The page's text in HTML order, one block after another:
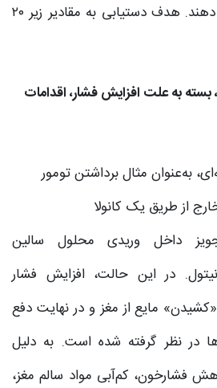
را کاهش دهند. هدف دستیابی به مقادیر زیر ۲۰
به علت افزایش فشار، اقدامات
به‌عنوان مثال برداشتن تومور
از طریق یک کانولا
داخل وریدی محلول سالین
در این حالت، افزایش فشار
مایع از مغز و در نهایت دفع
در نظر گرفته شده است. به دلیل
فشارخون، کم‌آبی مواد سالم مغز،